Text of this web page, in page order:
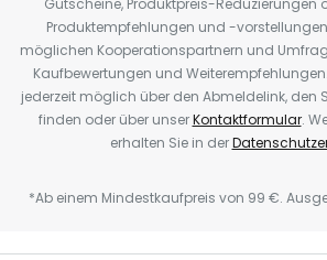
Gutscheine, Produktpreis-Reduzierungen
Produktempfehlungen und -
möglichen Kooperationspartnern und
Kaufbewertungen und
jederzeit möglich über den Abmeldelink, den
finden oder über unserKontaktformular.
erhalten Sie in der
*Ab einem Mindestkaufpreis von 99 €.